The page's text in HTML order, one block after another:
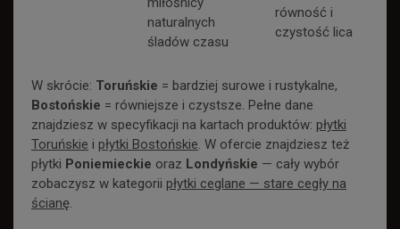
naturalnych
śladów czasu
równość i
czystość lica
W skrócie: Toruńskie = bardziej surowe i rustykalne,
Bostońskie = równiejsze i czystsze. Pełne dane
znajdziesz w specyfikacji na kartach produktów: płytki
Toruńskie i płytki Bostońskie. W ofercie znajdziesz też
płytki Poniemieckie oraz Londyńskie — cały wybór
zobaczysz w kategorii płytki ceglane — stare cegły na
ścianę.